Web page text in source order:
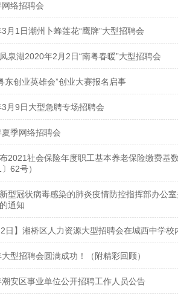
络招聘会
月1日潮州卜蜂莲花“鹰牌”大型招聘会
泉湖2020年2月2日“南粤春暖”大型招聘会
东创业英雄会”创业大赛报名启事
月9日大型急聘专场招聘会
季网络招聘会
2021社会保险年度职工基本养老保险缴费基
〕62号）
型冠状病毒感染的肺炎疫情防控指挥部办公
通知
日】湘桥区人力资源大型招聘会在城西中学校
型招聘会圆满成功！（附精彩回顾）
安区事业单位公开招聘工作人员公告